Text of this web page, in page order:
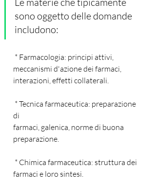
sono oggetto delle domande
includono:
meccanismi d'azione dei farmaci,
interazioni, effetti collaterali.
di
farmaci, galenica, norme di buona
preparazione.
farmaci e loro sintesi.